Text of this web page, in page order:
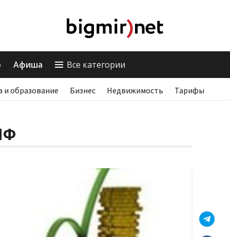
Афиша Все категории
и образование Бизнес Недвижимость Тарифы